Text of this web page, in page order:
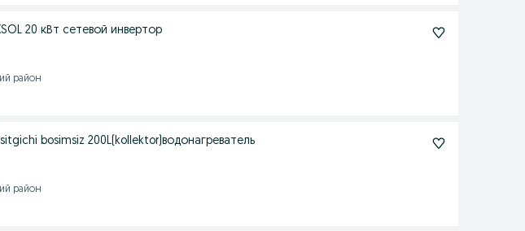
20kW On grid AUXSOL 20 кВт сетевой инвертор
район
bosimsiz 200L(kollektor)водонагреватель
район